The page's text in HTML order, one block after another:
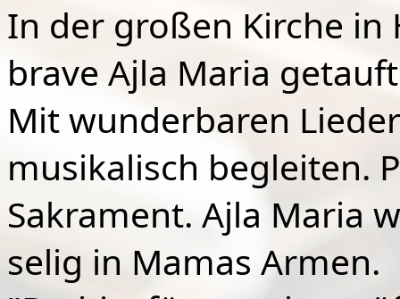
In der großen Kirche
brave Ajla Maria
Mit wunderbaren
musikalisch begleiten.
Sakrament. Ajla Maria
selig in Mamas Armen.